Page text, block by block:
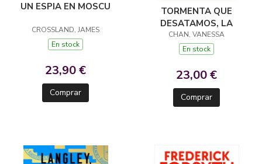
UN ESPIA EN MOSCU
CROSSLAND, JAMES
En stock
23,90 €
Comprar
TORMENTA QUE
DESATAMOS, LA
CHAN, VANESSA
En stock
23,00 €
Comprar